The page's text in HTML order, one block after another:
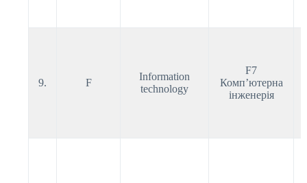
9. F
Information
technology
F7
Комп’ютерна
інженерія